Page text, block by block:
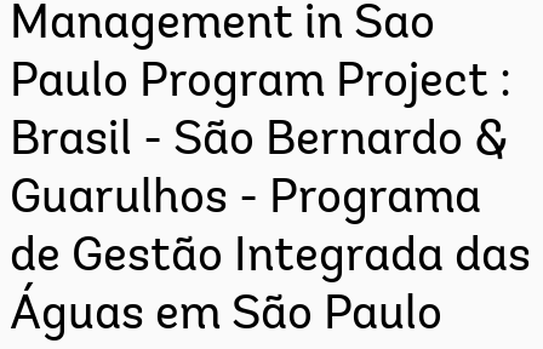
Management in Sao
Paulo Program Project :
Brasil - São Bernardo &
Guarulhos - Programa
de Gestão Integrada das
Águas em São Paulo